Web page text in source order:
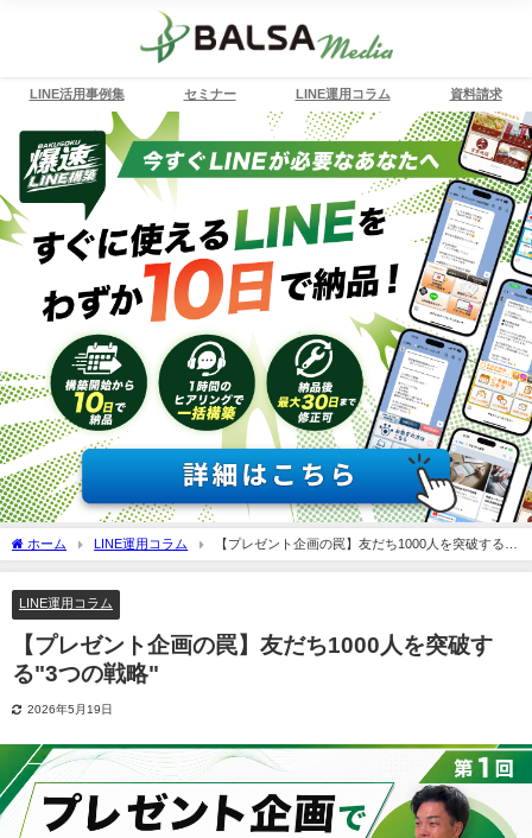
LINE活用事例集 セミナー LINE運用コラム 資料請求
ホーム LINE運用コラム
【プレゼント企画の罠】友だち1000人を突破する"3
つの戦略"
LINE運用コラム
【プレゼント企画の罠】友だち1000人を突破す
る"3つの戦略"
2026年5月19日